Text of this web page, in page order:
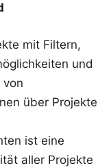
mit Filtern,
und
von
über Projekte
ist eine
aller Projekte